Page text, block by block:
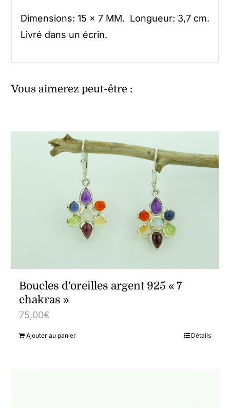
Dimensions: 15 x 7 MM. Longueur: 3,7 cm.
Livré dans un écrin.
Vous aimerez peut-être :
Boucles d’oreilles argent 925 « 7
chakras »
75,00€
Ajouter au panier Détails